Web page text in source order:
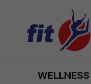
WELLNESS